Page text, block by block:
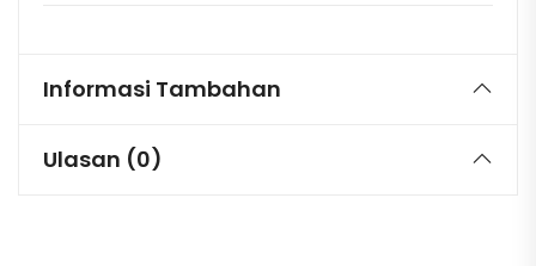
Informasi Tambahan
Ulasan (0)